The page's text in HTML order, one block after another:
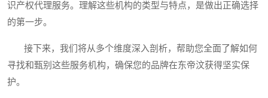
识产权代理服务。理解这些机构的类型与特点，是做出正确选择
的第一步。
接下来，我们将从多个维度深入剖析，帮助您全面了解如何
寻找和甄别这些服务机构，确保您的品牌在东帝汶获得坚实保
护。